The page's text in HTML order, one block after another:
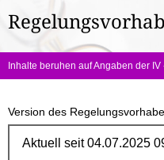
hier:
Inhalte beruhen auf Angaben der IV
Version des